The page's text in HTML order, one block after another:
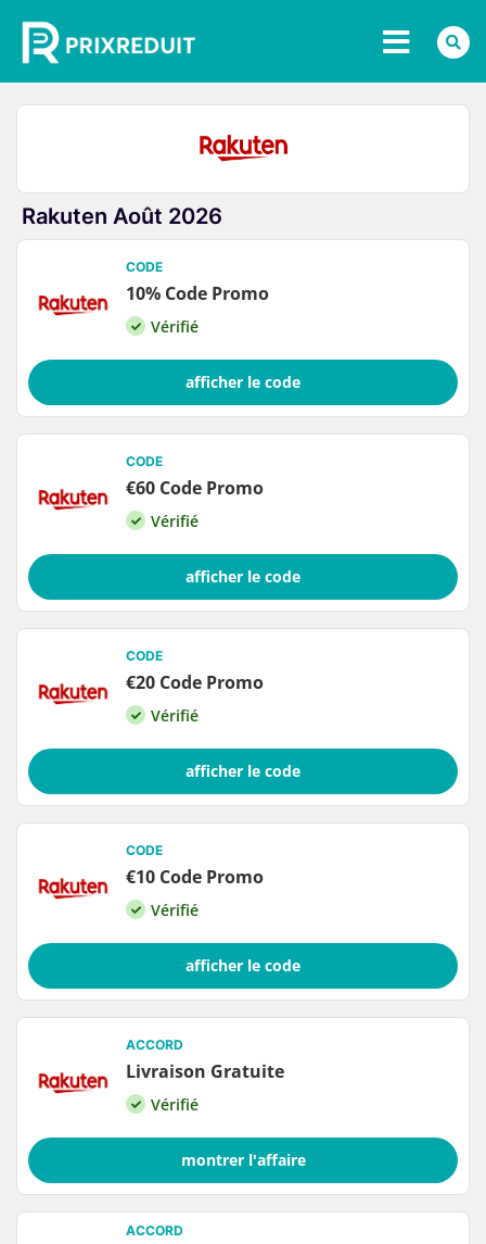
Rakuten Août 2026
CODE
10% Code Promo
Vérifié
afficher le code
CODE
€60 Code Promo
Vérifié
afficher le code
CODE
€20 Code Promo
Vérifié
afficher le code
CODE
€10 Code Promo
Vérifié
afficher le code
ACCORD
Livraison Gratuite
Vérifié
montrer l'affaire
ACCORD